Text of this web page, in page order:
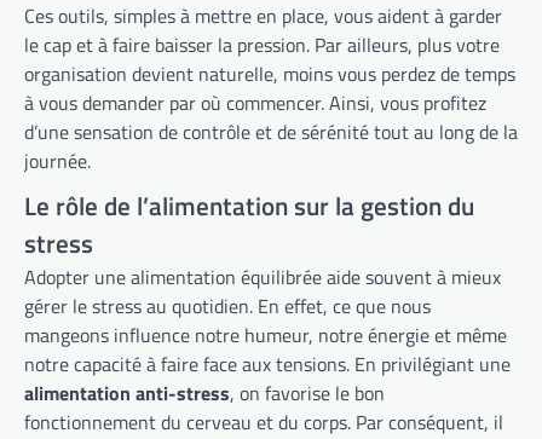
Ces outils, simples à mettre en place, vous aident à garder
le cap et à faire baisser la pression. Par ailleurs, plus votre
organisation devient naturelle, moins vous perdez de temps
à vous demander par où commencer. Ainsi, vous profitez
d’une sensation de contrôle et de sérénité tout au long de la
journée.
Le rôle de l’alimentation sur la gestion du
stress
Adopter une alimentation équilibrée aide souvent à mieux
gérer le stress au quotidien. En effet, ce que nous
mangeons influence notre humeur, notre énergie et même
notre capacité à faire face aux tensions. En privilégiant une
alimentation anti-stress, on favorise le bon
fonctionnement du cerveau et du corps. Par conséquent, il